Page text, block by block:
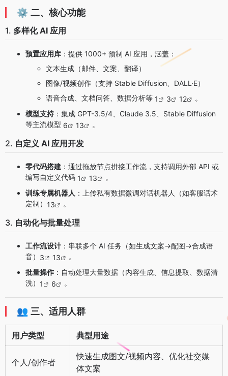
⚙️ 二、核心功能
1. 多样化 AI 应用
预置应用库 ：提供 1000+ 预制 AI 应用，涵盖：
文本生成（邮件、文案、翻译）
图像/视频创作（支持 Stable Diffusion、DALL·E）
语音合成、文档问答、数据分析等 1 3 12
。
模型支持 ：集成 GPT-3.5/4、Claude 3.5、Stable Diffusion
等主流模型 6 13 。
2. 自定义 AI 应用开发
零代码搭建 ：通过拖放节点拼接工作流，支持调用外部 API 或
编写自定义代码 1 13
。
训练专属机器人 ：上传私有数据微调对话机器人（如客服话术
定制） 13 。
3. 自动化与批量处理
工作流设计 ：串联多个 AI 任务（如生成文案→配图→合成语
音） 3 13
。
批量操作 ：自动处理大量数据（内容生成、信息提取、数据清
洗） 1 6 。
👥 三、适用人群
用户类型 典型用途
个人/创作者
快速生成图文/视频内容、优化社交媒
体文案